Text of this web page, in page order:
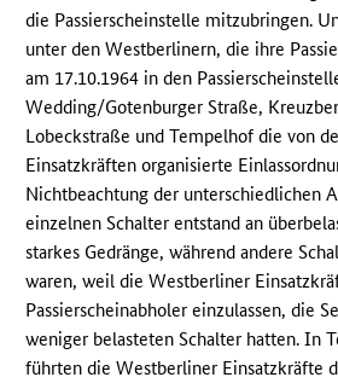
die Passierscheinstelle mitzubringen.
unter den Westberlinern, die ihre
am 17.10.1964 in den
Wedding/Gotenburger Straße,
Lobeckstraße und Tempelhof die von
Einsatzkräften organisierte
Nichtbeachtung der unterschiedlichen
einzelnen Schalter entstand an
starkes Gedränge, während andere
waren, weil die Westberliner
Passierscheinabholer einzulassen, die
weniger belasteten Schalter hatten. In
führten die Westberliner Einsatzkräfte